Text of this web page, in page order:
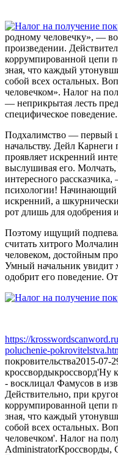
родному человечку», —
произведении.
коррумпированной цепи
зная, что каждый
собой всех остальных.
человечком». Налог на
— неприкрытая лесть
специфическое поведение.
Подхалимство — первый
начальству. Дейл
проявляет искренний
выслушивая его. Молчать,
интересного
психологии! Начинающий
искренний, а
рот длишь для одобрения
Поэтому ищущий
считать хитрого
человеком, достойным
Умный начальник увидит
одобрит его поведение.
https://
poluchenie-
покровительства2015-07-
кроссвордыкроссворд'Ну
- восклицал Фамусов в
Действительно, при
коррумпированной цепи
зная, что каждый
собой всех остальных.
человечком'. Налог на
AdministratorКроссворды,